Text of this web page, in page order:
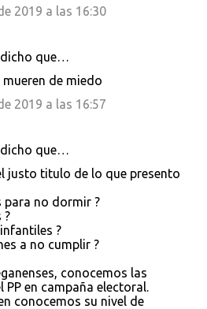
2019 a las 16:30
que…
mueren de miedo
2019 a las 16:57
que…
justo titulo de lo que presento
para no dormir ?
?
?
a no cumplir ?
conocemos las
PP en campaña electoral.
conocemos su nivel de